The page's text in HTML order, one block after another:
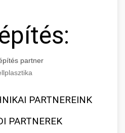
partner
PARTNEREINK
PARTNEREK